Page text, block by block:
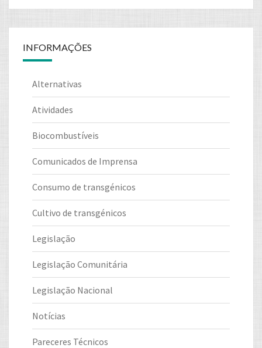
INFORMAÇÕES
Alternativas
Atividades
Biocombustíveis
Comunicados de Imprensa
Consumo de transgénicos
Cultivo de transgénicos
Legislação
Legislação Comunitária
Legislação Nacional
Notícias
Pareceres Técnicos